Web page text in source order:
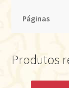
Páginas
Produtos